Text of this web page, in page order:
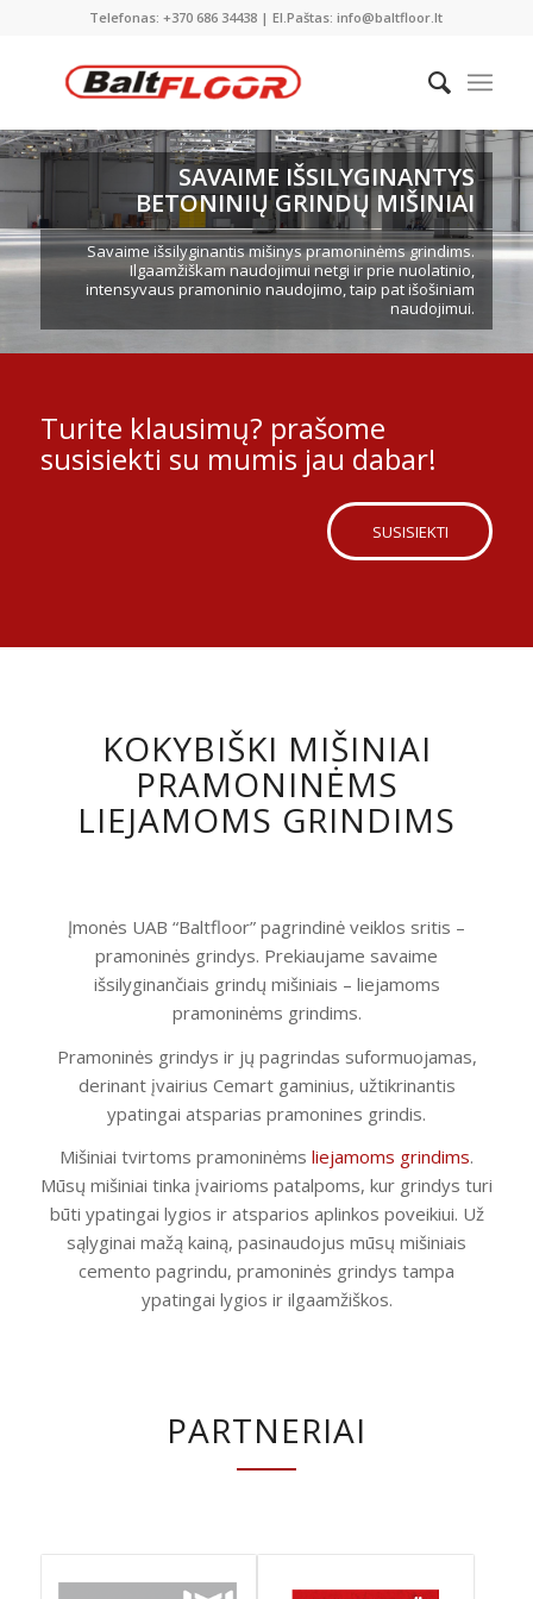
Telefonas: +370 686 34438 | El.Paštas: info@baltfloor.lt
SAVAIME IŠSILYGINANTYS
BETONINIŲ GRINDŲ MIŠINIAI
Savaime išsilyginantis mišinys pramoninėms grindims.
Ilgaamžiškam naudojimui netgi ir prie nuolatinio,
intensyvaus pramoninio naudojimo, taip pat išošiniam
naudojimui.
Turite klausimų? prašome
susisiekti su mumis jau dabar!
SUSISIEKTI
KOKYBIŠKI MIŠINIAI
PRAMONINĖMS
LIEJAMOMS GRINDIMS
Įmonės UAB “Baltfloor” pagrindinė veiklos sritis –
pramoninės grindys. Prekiaujame savaime
išsilyginančiais grindų mišiniais – liejamoms
pramoninėms grindims.
Pramoninės grindys ir jų pagrindas suformuojamas,
derinant įvairius Cemart gaminius, užtikrinantis
ypatingai atsparias pramonines grindis.
Mišiniai tvirtoms pramoninėms liejamoms grindims.
Mūsų mišiniai tinka įvairioms patalpoms, kur grindys turi
būti ypatingai lygios ir atsparios aplinkos poveikiui. Už
sąlyginai mažą kainą, pasinaudojus mūsų mišiniais
cemento pagrindu, pramoninės grindys tampa
ypatingai lygios ir ilgaamžiškos.
PARTNERIAI